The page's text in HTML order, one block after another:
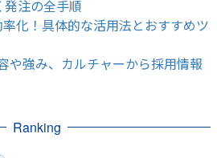
注の全手順
化！具体的な活用法とおすすめツ
や強み、カルチャーから採用情報
Ranking